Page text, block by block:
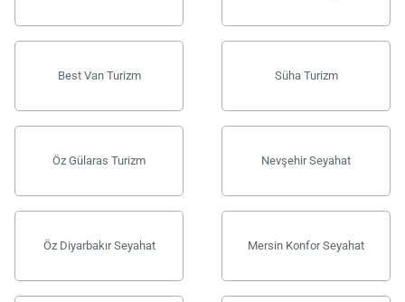
Best Van Turizm Süha Turizm
Öz Gülaras Turizm Nevşehir Seyahat
Öz Diyarbakır Seyahat Mersin Konfor Seyahat